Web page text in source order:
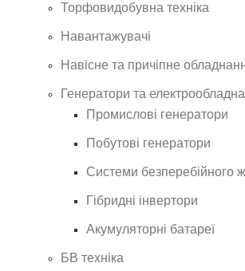
Торфовидобувна техніка
Навантажувачі
Навісне та причіпне
Генератори та
Промислові генератори
Побутові генератори
Системи
Гібридні інвертори
Акумуляторні батареї
БВ техніка